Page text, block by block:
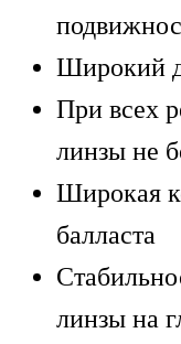
Широкий
При всех
линзы не
Широкая
балласта
линзы на